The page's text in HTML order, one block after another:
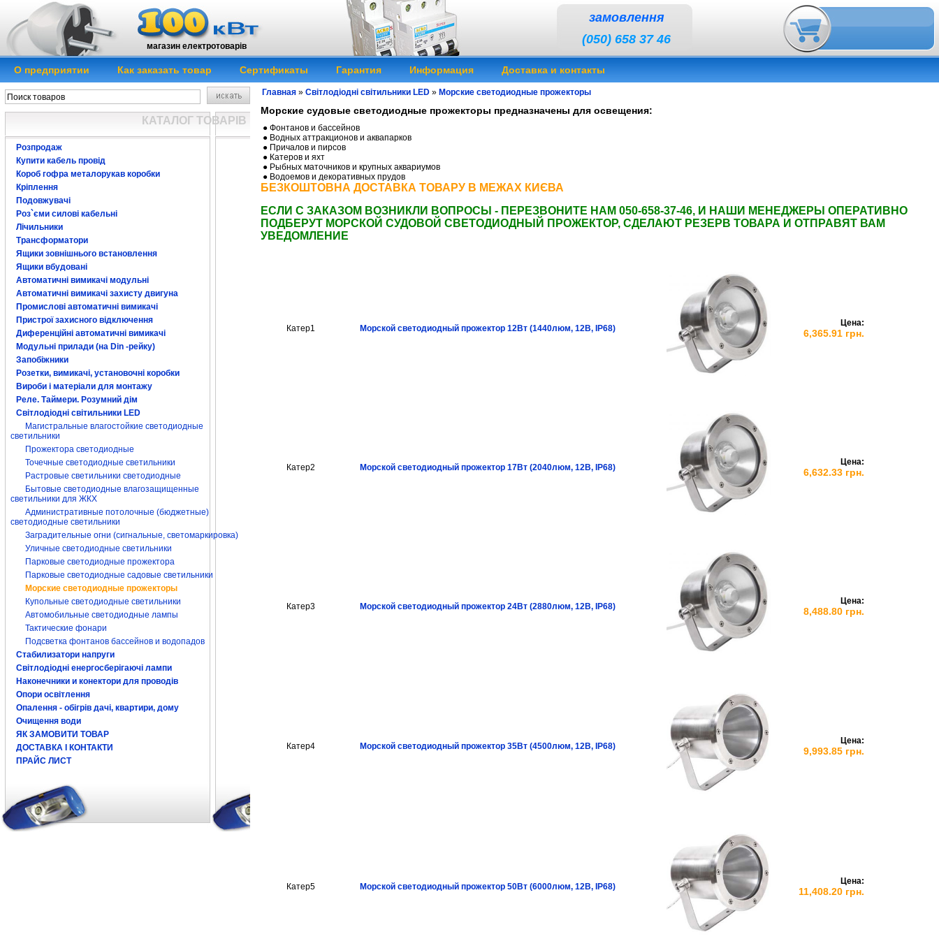
магазин електротоварів
замовлення
(050) 658 37 46
О предприятии Как заказать товар Сертификаты Гарантия Информация Доставка и контакты
КАТАЛОГ ТОВАРІВ
Розпродаж
Купити кабель провід
Короб гофра металорукав коробки
Кріплення
Подовжувачі
Роз`єми силові кабельні
Лічильники
Трансформатори
Ящики зовнішнього встановлення
Ящики вбудовані
Автоматичні вимикачі модульні
Автоматичні вимикачі захисту двигуна
Промислові автоматичні вимикачі
Пристрої захисного відключення
Диференційні автоматичні вимикачі
Модульні прилади (на Din -рейку)
Запобіжники
Розетки, вимикачі, установочні коробки
Вироби і матеріали для монтажу
Реле. Таймери. Розумний дім
Світлодіодні світильники LED
Магистральные влагостойкие светодиодные
светильники
Прожектора светодиодные
Точечные светодиодные светильники
Растровые светильники светодиодные
Бытовые светодиодные влагозащищенные
светильники для ЖКХ
Административные потолочные (бюджетные)
светодиодные светильники
Заградительные огни (сигнальные, светомаркировка)
Уличные светодиодные светильники
Парковые светодиодные прожектора
Парковые светодиодные садовые светильники
Морские светодиодные прожекторы
Купольные светодиодные светильники
Автомобильные светодиодные лампы
Тактические фонари
Подсветка фонтанов бассейнов и водопадов
Стабилизатори напруги
Світлодіодні енергосберігаючі лампи
Наконечники и конектори для проводів
Опори освітлення
Опалення - обігрів дачі, квартири, дому
Очищення води
ЯК ЗАМОВИТИ ТОВАР
ДОСТАВКА І КОНТАКТИ
ПРАЙС ЛИСТ
Главная » Світлодіодні світильники LED » Морские светодиодные прожекторы
Морские судовые светодиодные прожекторы предназначены для освещения:
● Фонтанов и бассейнов
● Водных аттракционов и аквапарков
● Причалов и пирсов
● Катеров и яхт
● Рыбных маточников и крупных аквариумов
● Водоемов и декоративных прудов
БЕЗКОШТОВНА ДОСТАВКА ТОВАРУ В МЕЖАХ КИЄВА
ЕСЛИ С ЗАКАЗОМ ВОЗНИКЛИ ВОПРОСЫ - ПЕРЕЗВОНИТЕ НАМ 050-658-37-46, И НАШИ МЕНЕДЖЕРЫ ОПЕРАТИВНО
ПОДБЕРУТ МОРСКОЙ СУДОВОЙ СВЕТОДИОДНЫЙ ПРОЖЕКТОР, СДЕЛАЮТ РЕЗЕРВ ТОВАРА И ОТПРАВЯТ ВАМ
УВЕДОМЛЕНИЕ
Катер1 Морской светодиодный прожектор 12Вт (1440люм, 12В, IP68)
Цена:
6,365.91 грн.
Катер2 Морской светодиодный прожектор 17Вт (2040люм, 12В, IP68)
Цена:
6,632.33 грн.
Катер3 Морской светодиодный прожектор 24Вт (2880люм, 12В, IP68)
Цена:
8,488.80 грн.
Катер4 Морской светодиодный прожектор 35Вт (4500люм, 12В, IP68)
Цена:
9,993.85 грн.
Катер5 Морской светодиодный прожектор 50Вт (6000люм, 12В, IP68)
Цена:
11,408.20 грн.